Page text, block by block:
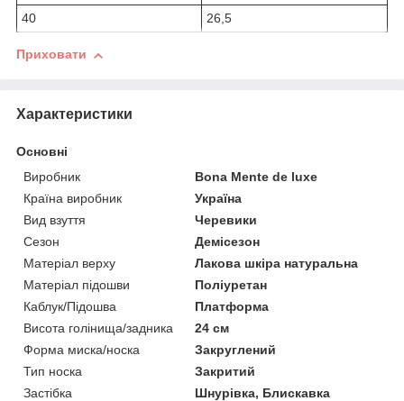
40 26,5
Приховати
Характеристики
Основні
Виробник
Bona Mente de luxe
Країна виробник
Україна
Вид взуття
Черевики
Сезон
Демісезон
Матеріал верху
Лакова шкіра натуральна
Матеріал підошви
Поліуретан
Каблук/Підошва
Платформа
Висота голінища/задника
24 см
Форма миска/носка
Закруглений
Тип носка
Закритий
Застібка
Шнурівка, Блискавка